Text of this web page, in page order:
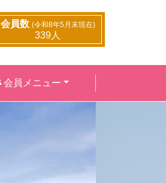
会員数 (令和8年5月末現在)
339人
会員メニュー